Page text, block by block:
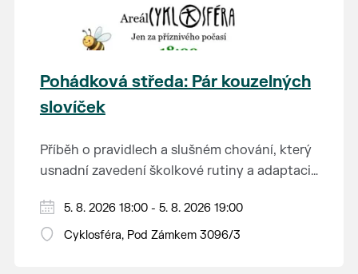
Pohádková středa: Pár kouzelných
slovíček
Příběh o pravidlech a slušném chování, který
usnadní zavedení školkové rutiny a adaptaci
Hraje se jen za příznivého počasí.
Vstupné dobrovolné.
5. 8. 2026 18:00 - 5. 8. 2026 19:00
Cyklosféra, Pod Zámkem 3096/3